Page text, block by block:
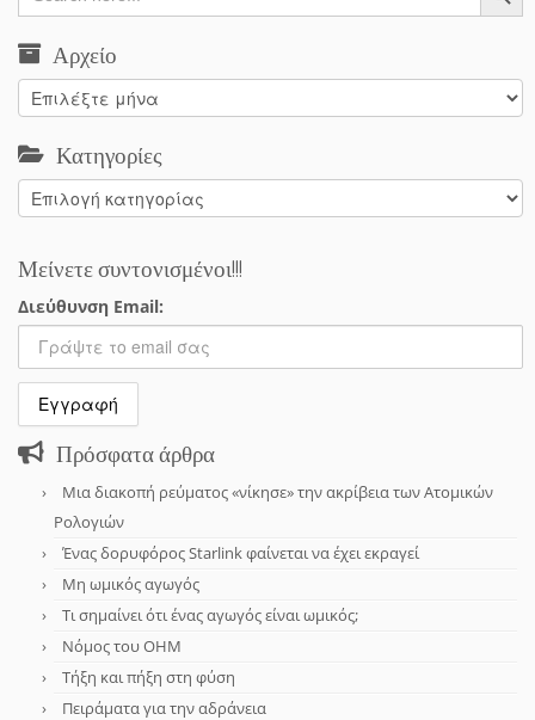
Αρχείο
Αρχείο
Κατηγορίες
Κατηγορίες
Μείνετε συντονισμένοι!!!
Διεύθυνση Email:
Πρόσφατα άρθρα
Μια διακοπή ρεύματος «νίκησε» την ακρίβεια των Ατομικών
Ρολογιών
Ένας δορυφόρος Starlink φαίνεται να έχει εκραγεί
Μη ωμικός αγωγός
Τι σημαίνει ότι ένας αγωγός είναι ωμικός;
Νόμος του OHM
Τήξη και πήξη στη φύση
Πειράματα για την αδράνεια